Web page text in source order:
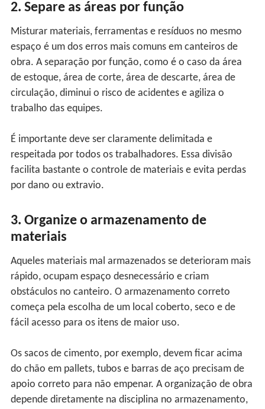
2. Separe as áreas por função
Misturar materiais, ferramentas e resíduos no mesmo
espaço é um dos erros mais comuns em canteiros de
obra. A separação por função, como é o caso da área
de estoque, área de corte, área de descarte, área de
circulação, diminui o risco de acidentes e agiliza o
trabalho das equipes.
É importante deve ser claramente delimitada e
respeitada por todos os trabalhadores. Essa divisão
facilita bastante o controle de materiais e evita perdas
por dano ou extravio.
3. Organize o armazenamento de
materiais
Aqueles materiais mal armazenados se deterioram mais
rápido, ocupam espaço desnecessário e criam
obstáculos no canteiro. O armazenamento correto
começa pela escolha de um local coberto, seco e de
fácil acesso para os itens de maior uso.
Os sacos de cimento, por exemplo, devem ficar acima
do chão em pallets, tubos e barras de aço precisam de
apoio correto para não empenar. A organização de obra
depende diretamente na disciplina no armazenamento,